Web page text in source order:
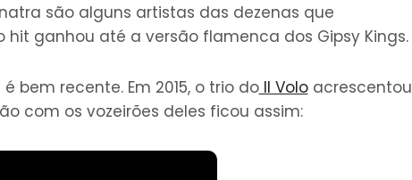
são alguns artistas das dezenas que
hit ganhou até a versão flamenca dos Gipsy Kings.
bem recente. Em 2015, o trio doIl Voloacrescentou
com os vozeirões deles ficou assim: